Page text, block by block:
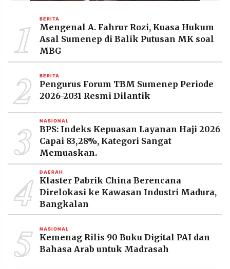
RESOLUSI
MEDIA
PRAMUDITA
©
Resolusi.co
2026
RESOLUSI
MEDIA
PRAMUDITA
1 BERITA
Mengenal A. Fahrur Rozi, Kuasa Hukum
Asal Sumenep di Balik Putusan MK soal
MBG
2 BERITA
Pengurus Forum TBM Sumenep Periode
2026-2031 Resmi Dilantik
3 NASIONAL
BPS: Indeks Kepuasan Layanan Haji 2026
Capai 83,28%, Kategori Sangat
Memuaskan.
4 DAERAH
Klaster Pabrik China Berencana
Direlokasi ke Kawasan Industri Madura,
Bangkalan
5 NASIONAL
Kemenag Rilis 90 Buku Digital PAI dan
Bahasa Arab untuk Madrasah